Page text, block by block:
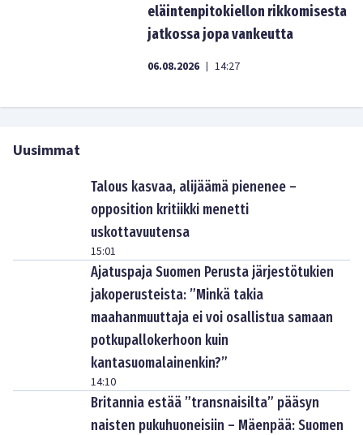
eläintenpitokiellon rikkomisesta
jatkossa jopa vankeutta
06.08.2026 | 14:27
Uusimmat
Talous kasvaa, alijäämä pienenee –
opposition kritiikki menetti
uskottavuutensa
15:01
Ajatuspaja Suomen Perusta järjestötukien
jakoperusteista: ”Minkä takia
maahanmuuttaja ei voi osallistua samaan
potkupallokerhoon kuin
kantasuomalainenkin?”
14:10
Britannia estää ”transnaisilta” pääsyn
naisten pukuhuoneisiin – Mäenpää: Suomen